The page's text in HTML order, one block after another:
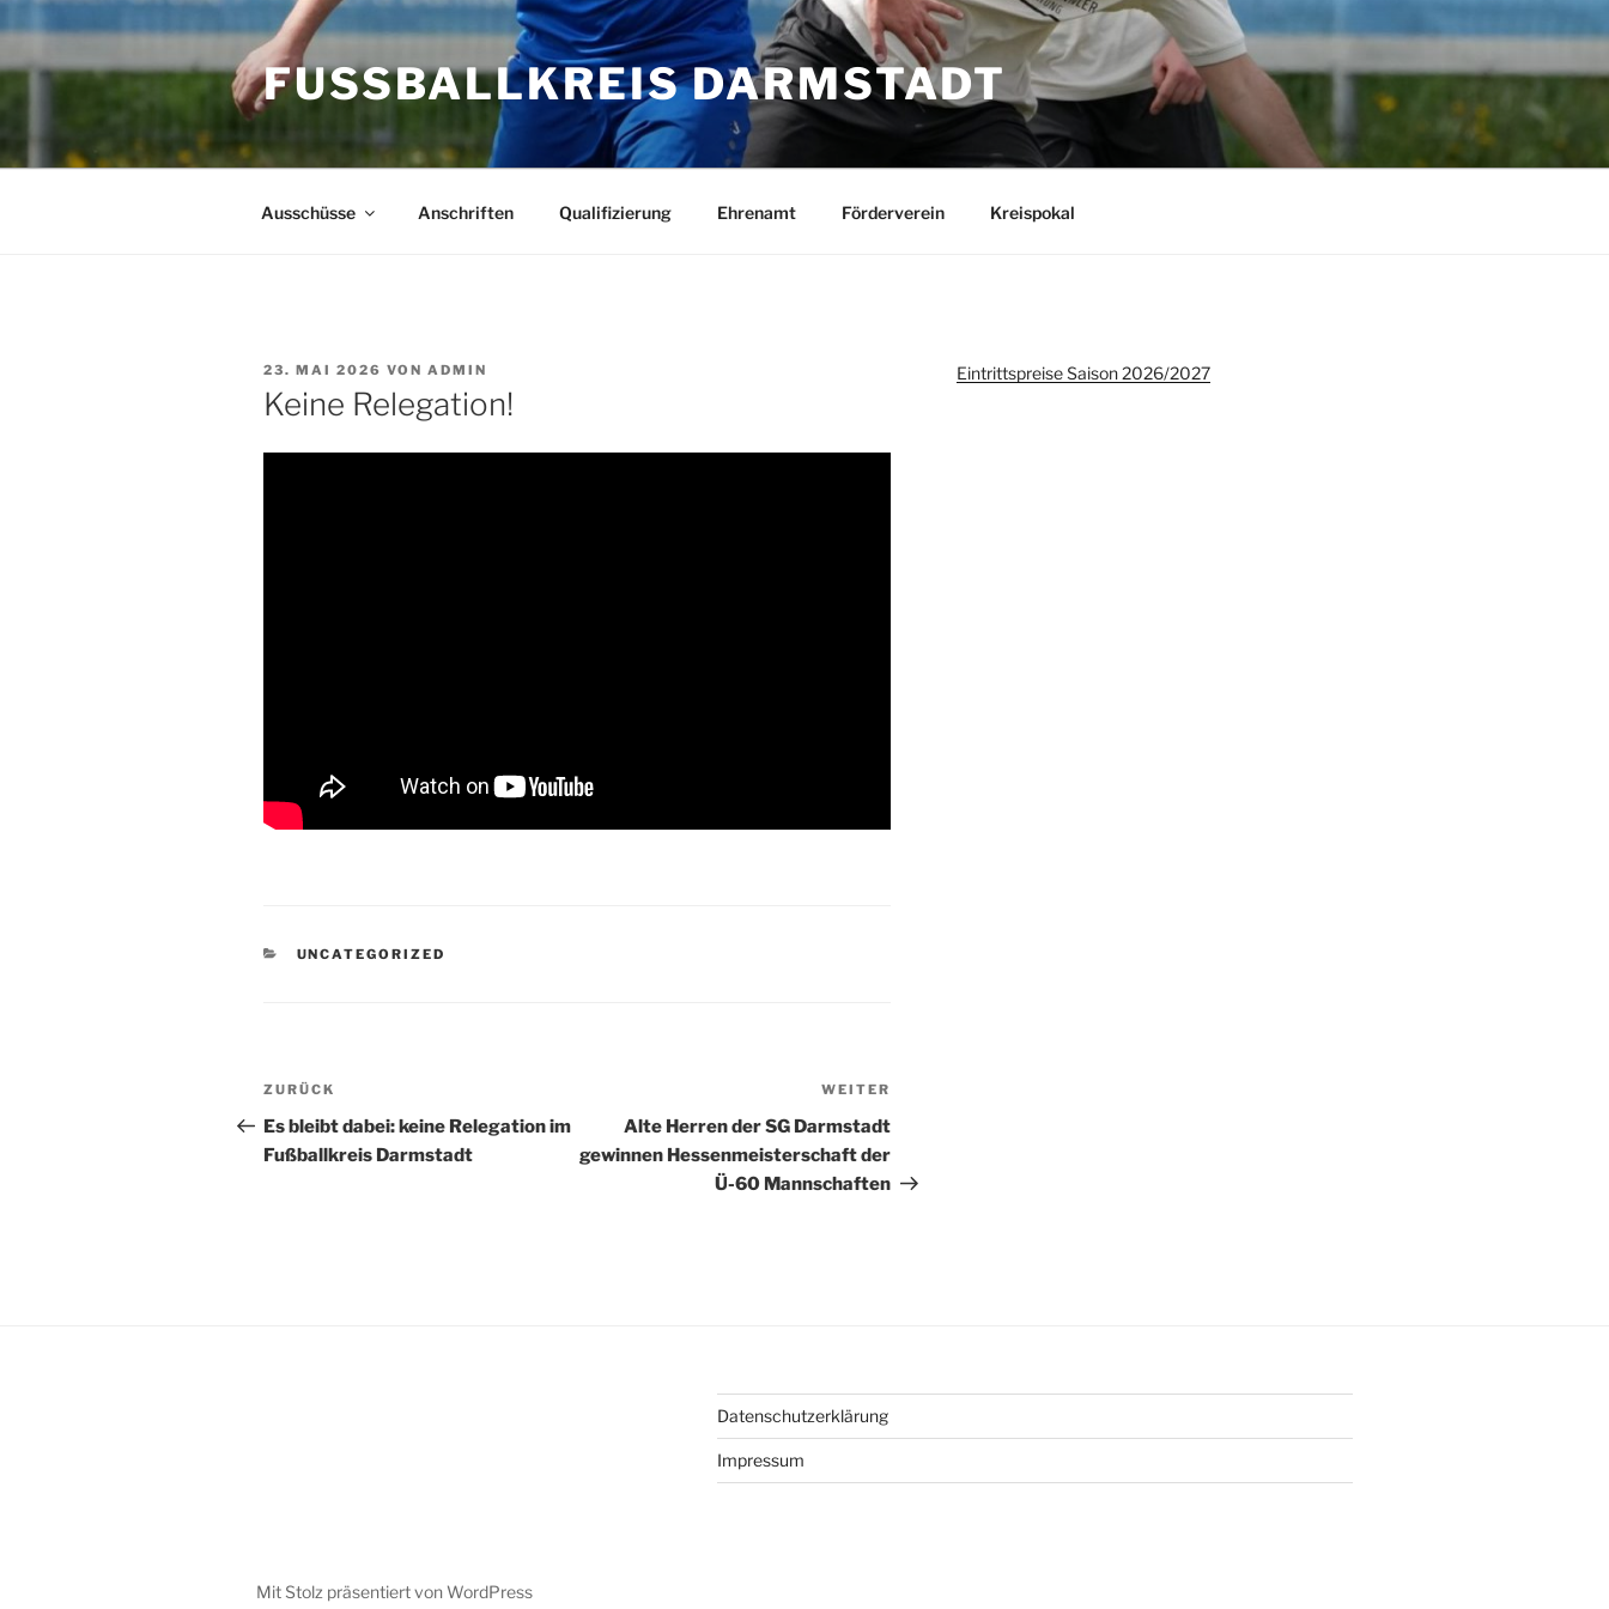
Inhalt
springen
FUSSBALLKREIS DARMSTADT
Ausschüsse Anschriften Qualifizierung Ehrenamt Förderverein Kreispokal
VERÖFFENTLICHT
AM
23. MAI 2026 VON ADMIN
Keine Relegation!
KATEGORIEN
UNCATEGORIZED
Beitrags-
Navigation
Vorheriger
Beitrag
ZURÜCK
Es bleibt dabei: keine Relegation im
Fußballkreis Darmstadt
Beitrag
WEITER
Alte Herren der SG Darmstadt
gewinnen Hessenmeisterschaft der
Ü-60 Mannschaften
Eintrittspreise Saison 2026/2027
Datenschutzerklärung
Impressum
Mit Stolz präsentiert von WordPress